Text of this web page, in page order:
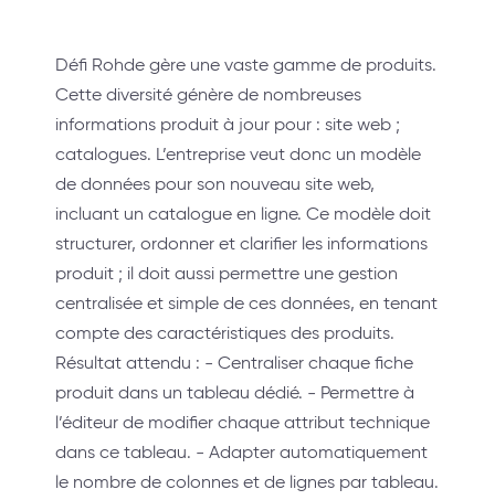
Défi Rohde gère une vaste gamme de produits.
Cette diversité génère de nombreuses
informations produit à jour pour : site web ;
catalogues. L’entreprise veut donc un modèle
de données pour son nouveau site web,
incluant un catalogue en ligne. Ce modèle doit
structurer, ordonner et clarifier les informations
produit ; il doit aussi permettre une gestion
centralisée et simple de ces données, en tenant
compte des caractéristiques des produits.
Résultat attendu : - Centraliser chaque fiche
produit dans un tableau dédié. - Permettre à
l’éditeur de modifier chaque attribut technique
dans ce tableau. - Adapter automatiquement
le nombre de colonnes et de lignes par tableau.